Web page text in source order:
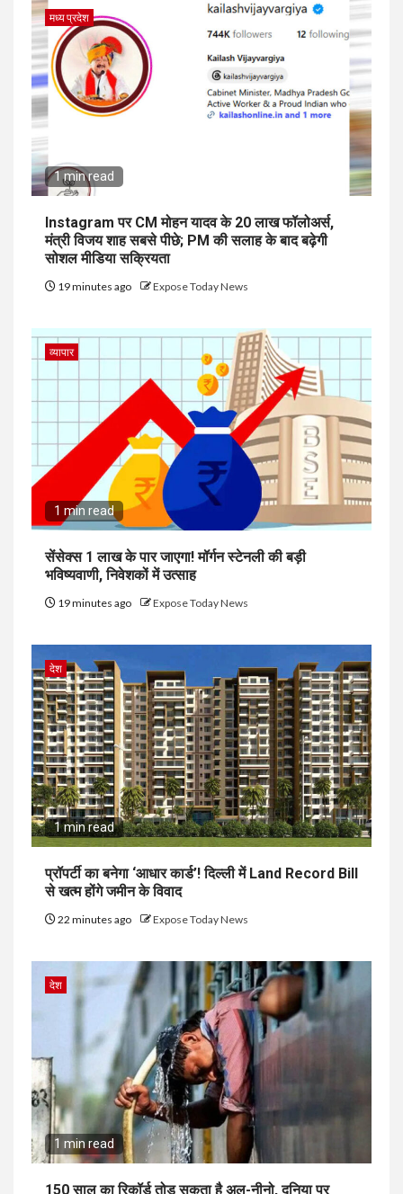
मध्य प्रदेश
1 min read
Instagram पर CM मोहन यादव के 20 लाख फॉलोअर्स,
मंत्री विजय शाह सबसे पीछे; PM की सलाह के बाद बढ़ेगी
सोशल मीडिया सक्रियता
19 minutes ago Expose Today News
व्यापार
1 min read
सेंसेक्स 1 लाख के पार जाएगा! मॉर्गन स्टेनली की बड़ी
भविष्यवाणी, निवेशकों में उत्साह
19 minutes ago Expose Today News
देश
1 min read
प्रॉपर्टी का बनेगा ‘आधार कार्ड’! दिल्ली में Land Record Bill
से खत्म होंगे जमीन के विवाद
22 minutes ago Expose Today News
देश
1 min read
150 साल का रिकॉर्ड तोड़ सकता है अल-नीनो, दुनिया पर